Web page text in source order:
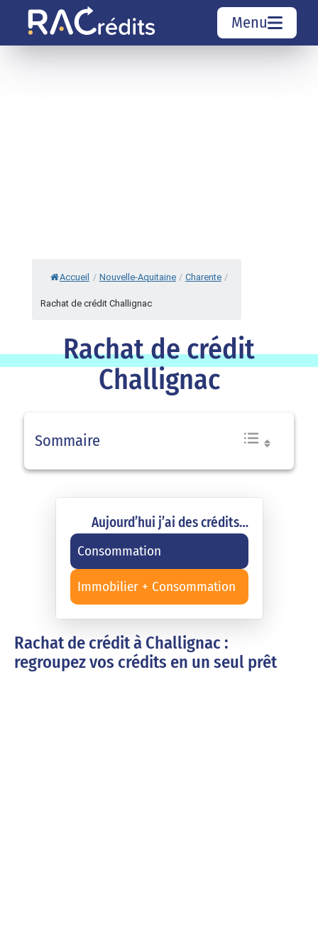
Menu
Accueil / Nouvelle-Aquitaine / Charente /
Rachat de crédit Challignac
Rachat de crédit
Challignac
Sommaire
Aujourd’hui j’ai des crédits…
Consommation
Immobilier + Consommation
Rachat de crédit à Challignac :
regroupez vos crédits en un seul prêt